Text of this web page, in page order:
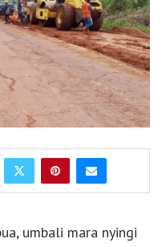
umbali mara nyingi